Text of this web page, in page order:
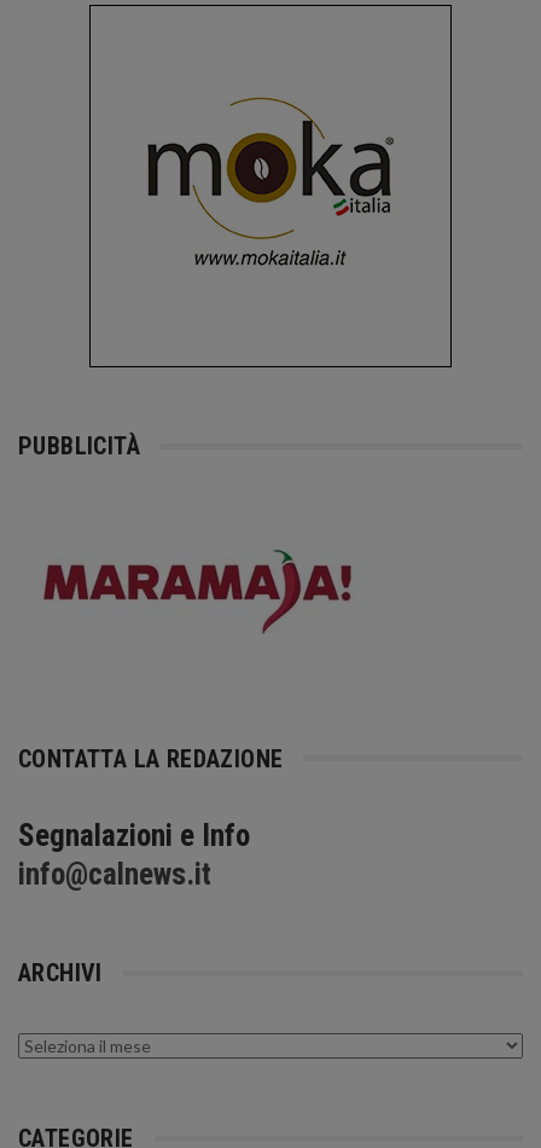
PUBBLICITÀ
CONTATTA LA REDAZIONE
Segnalazioni e Info
info@calnews.it
ARCHIVI
Archivi
CATEGORIE